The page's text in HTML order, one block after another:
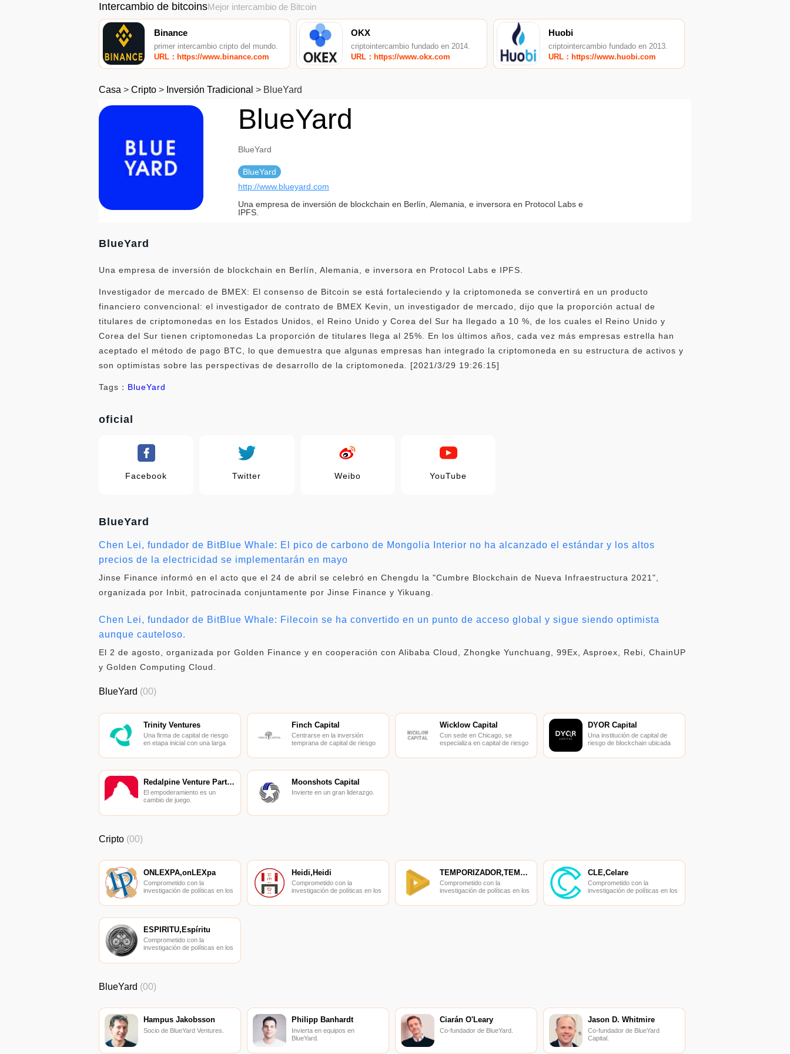
Intercambio de bitcoinsMejor intercambio de Bitcoin
Binance
primer intercambio cripto del mundo.
URL：https://www.binance.com
OKX
criptointercambio fundado en 2014.
URL：https://www.okx.com
Huobi
criptointercambio fundado en 2013.
URL：https://www.huobi.com
Casa > Cripto > Inversión Tradicional > BlueYard
BlueYard
BlueYard
BlueYard
http://www.blueyard.com
Una empresa de inversión de blockchain en Berlín, Alemania, e inversora en Protocol Labs e
IPFS.
BlueYard
Una empresa de inversión de blockchain en Berlín, Alemania, e inversora en Protocol Labs e IPFS.
Investigador de mercado de BMEX: El consenso de Bitcoin se está fortaleciendo y la criptomoneda se convertirá en un producto
financiero convencional: el investigador de contrato de BMEX Kevin, un investigador de mercado, dijo que la proporción actual de
titulares de criptomonedas en los Estados Unidos, el Reino Unido y Corea del Sur ha llegado a 10 %, de los cuales el Reino Unido y
Corea del Sur tienen criptomonedas La proporción de titulares llega al 25%. En los últimos años, cada vez más empresas estrella han
aceptado el método de pago BTC, lo que demuestra que algunas empresas han integrado la criptomoneda en su estructura de activos y
son optimistas sobre las perspectivas de desarrollo de la criptomoneda. [2021/3/29 19:26:15]
Tags： BlueYard
oficial
Facebook Twitter Weibo YouTube
BlueYard
Chen Lei, fundador de BitBlue Whale: El pico de carbono de Mongolia Interior no ha alcanzado el estándar y los altos
precios de la electricidad se implementarán en mayo
Jinse Finance informó en el acto que el 24 de abril se celebró en Chengdu la "Cumbre Blockchain de Nueva Infraestructura 2021",
organizada por Inbit, patrocinada conjuntamente por Jinse Finance y Yikuang.
Chen Lei, fundador de BitBlue Whale: Filecoin se ha convertido en un punto de acceso global y sigue siendo optimista
aunque cauteloso.
El 2 de agosto, organizada por Golden Finance y en cooperación con Alibaba Cloud, Zhongke Yunchuang, 99Ex, Asproex, Rebi, ChainUP
y Golden Computing Cloud.
BlueYard (00)
Trinity Ventures
Una firma de capital de riesgo
en etapa inicial con una larga
Finch Capital
Centrarse en la inversión
temprana de capital de riesgo
Wicklow Capital
Con sede en Chicago, se
especializa en capital de riesgo
DYOR Capital
Una institución de capital de
riesgo de blockchain ubicada
Redalpine Venture Partners
El empoderamiento es un
cambio de juego.
Moonshots Capital
Invierte en un gran liderazgo.
Cripto (00)
ONLEXPA,onLEXpa
Comprometido con la
investigación de políticas en los
finanzas, las finanzas
Heidi,Heidi
Comprometido con la
investigación de políticas en los
finanzas, las finanzas
TEMPORIZADOR,TEMPORIZADOR
Comprometido con la
investigación de políticas en los
finanzas, las finanzas
CLE,Celare
Comprometido con la
investigación de políticas en los
finanzas, las finanzas
ESPÍRITU,Espíritu
Comprometido con la
investigación de políticas en los
finanzas, las finanzas
BlueYard (00)
Hampus Jakobsson
Socio de BlueYard Ventures.
Philipp Banhardt
Invierta en equipos en
BlueYard.
Ciarán O'Leary
Co-fundador de BlueYard.
Jason D. Whitmire
Co-fundador de BlueYard
Capital.